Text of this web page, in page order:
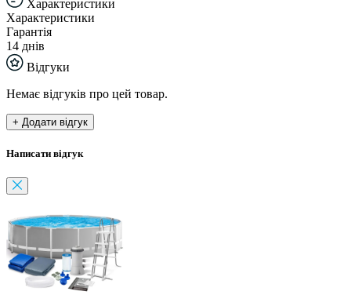
Характеристики
Характеристики
Гарантія
14 днів
Відгуки
Немає відгуків про цей товар.
+ Додати відгук
Написати відгук